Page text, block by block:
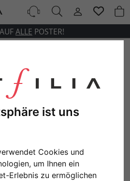
ist uns
Cookies und
um Ihnen ein
Erlebnis zu ermöglichen
AUFALLE POSTER!